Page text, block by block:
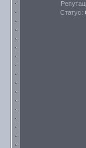
Статус: